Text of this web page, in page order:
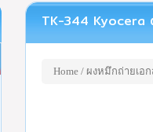
TK-344 Kyocera
Home/ ผงหมึกถ่ายเอก